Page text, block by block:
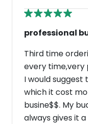
professional
Third time
every time,very
I would
which it cost
busine$$. My
always gives it